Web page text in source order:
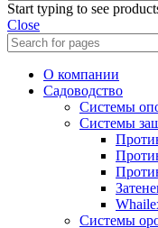
Start typing to see
Close
О компании
Садоводство
Системы
Системы
Системы